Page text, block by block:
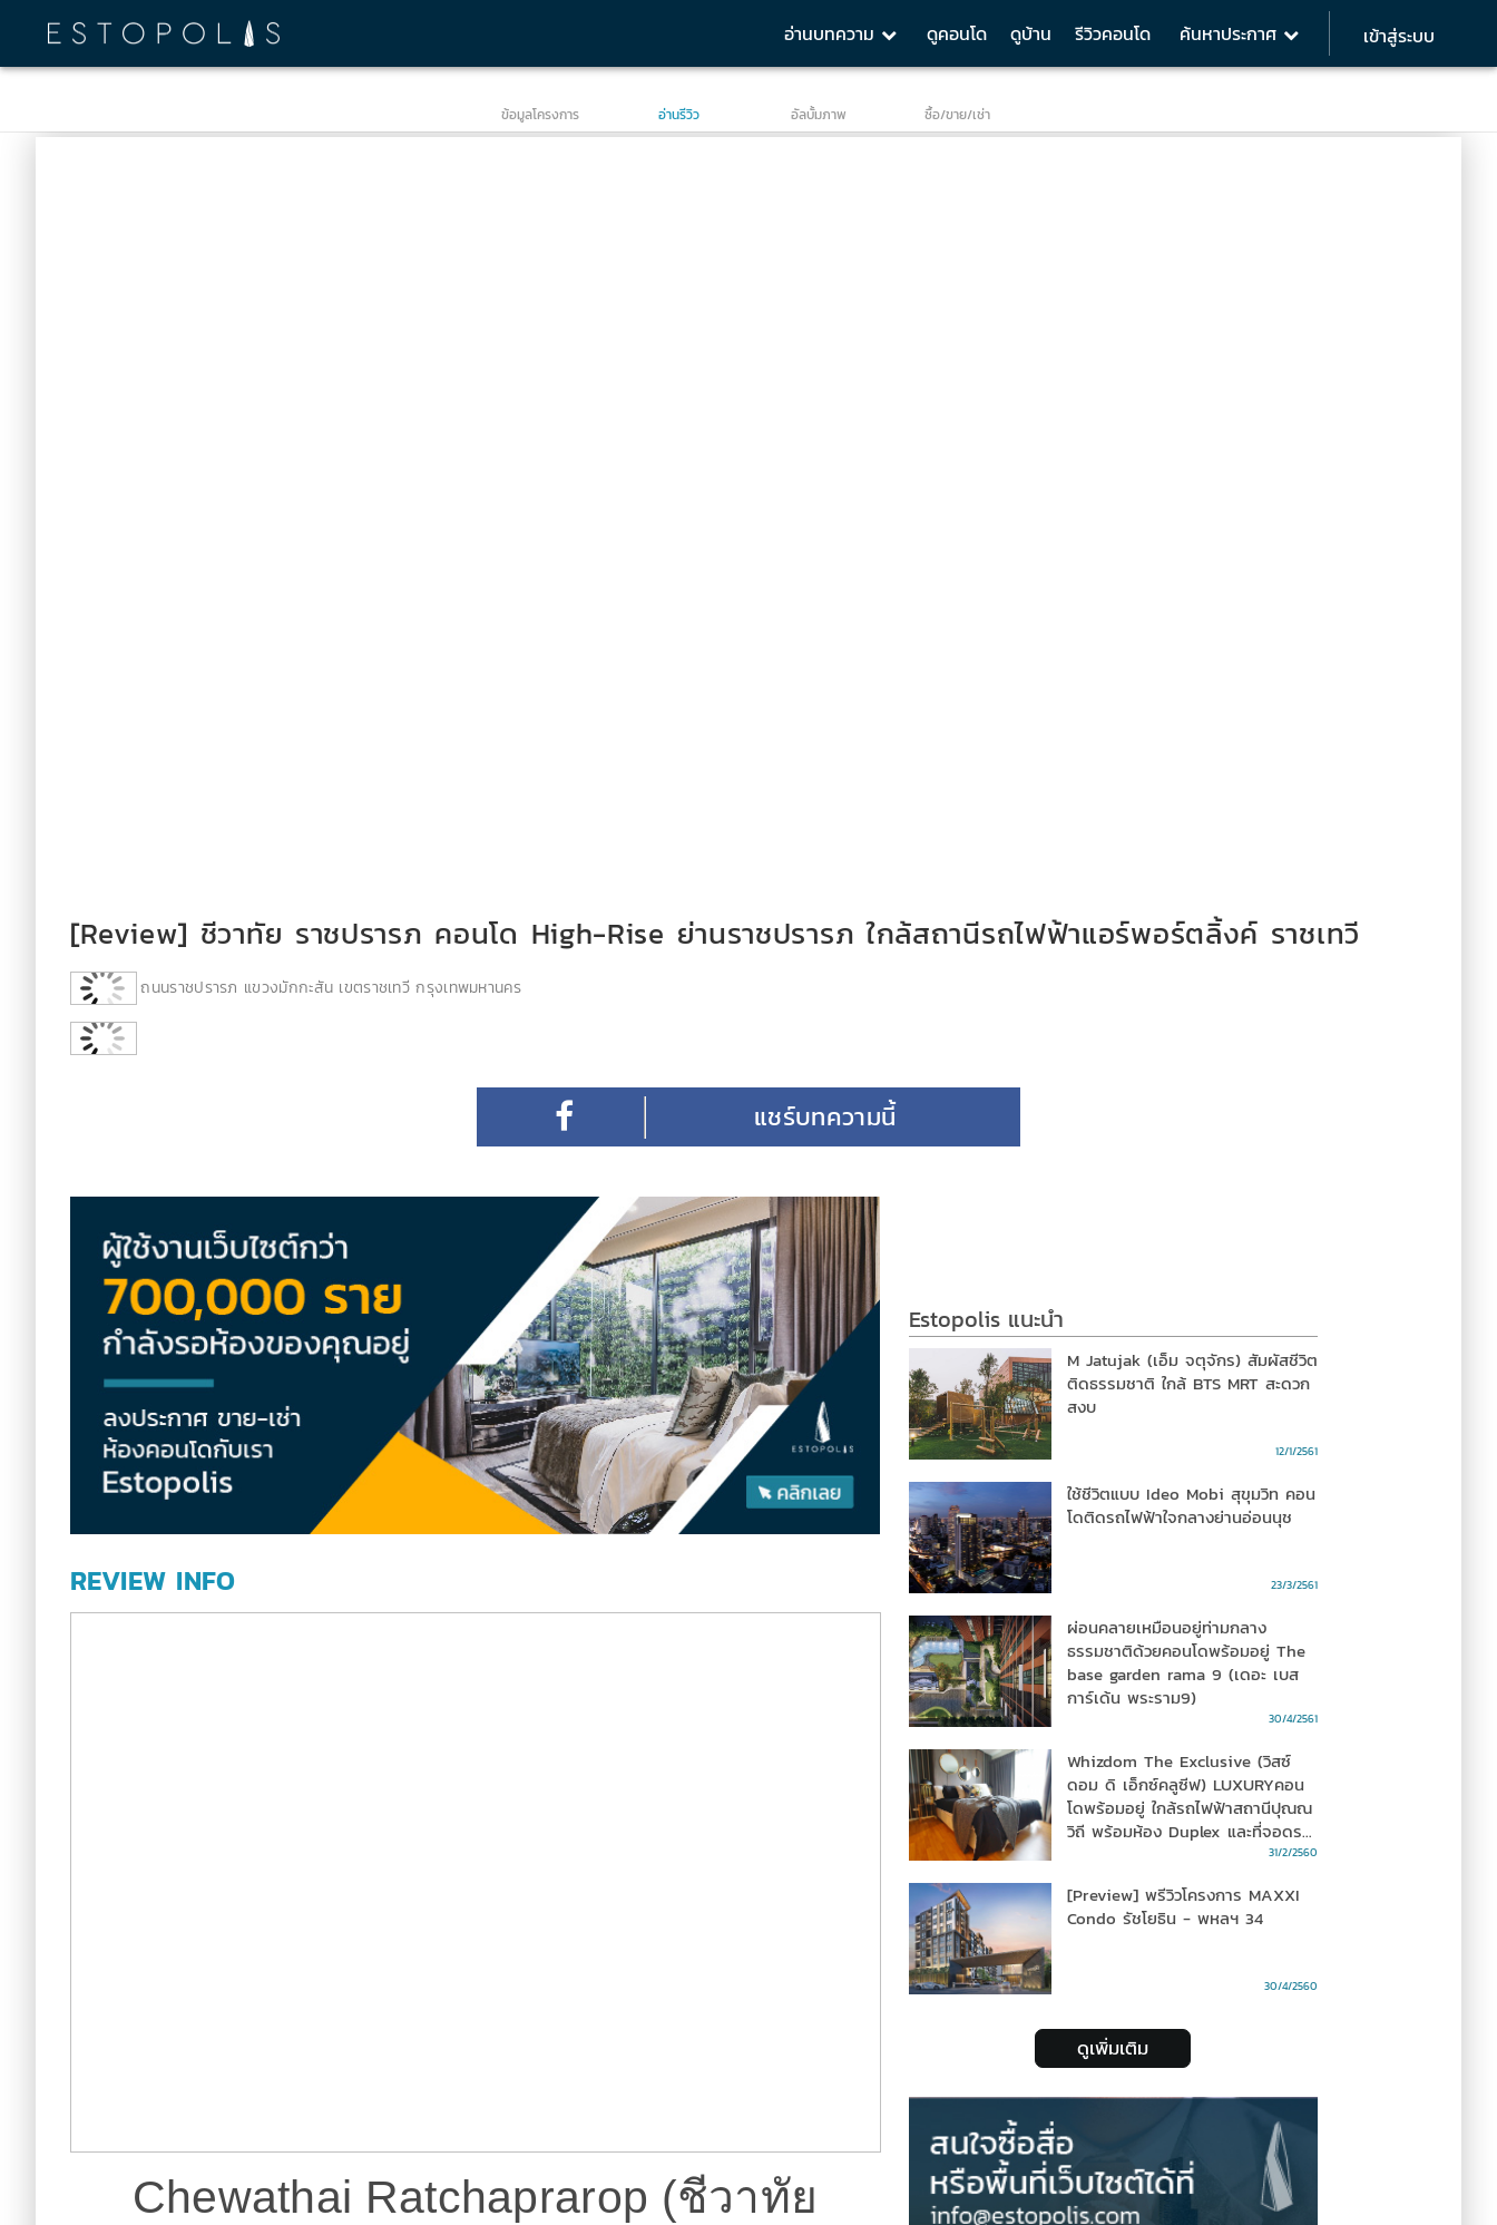
อ่านบทความ ดูคอนโด ดูบ้าน รีวิวคอนโด ค้นหาประกาศ เข้าสู่ระบบ
ข้อมูลโครงการ อ่านรีวิว อัลบั้มภาพ ซื้อ/ขาย/เช่า
[Review] ชีวาทัย ราชปรารภ คอนโด High-Rise ย่านราชปรารภ ใกล้สถานีรถไฟฟ้าแอร์พอร์ตลิ้งค์ ราชเทวี
ถนนราชปรารภ แขวงมักกะสัน เขตราชเทวี กรุงเทพมหานคร
REVIEW INFO
Chewathai Ratchaprarop (ชีวาทัย
Estopolis แนะนำ
M Jatujak (เอ็ม จตุจักร) สัมผัสชีวิต
ติดธรรมชาติ ใกล้ BTS MRT สะดวก
สงบ
12/1/2561
ใช้ชีวิตแบบ Ideo Mobi สุขุมวิท คอน
โดติดรถไฟฟ้าใจกลางย่านอ่อนนุช
23/3/2561
ผ่อนคลายเหมือนอยู่ท่ามกลาง
ธรรมชาติด้วยคอนโดพร้อมอยู่ The
base garden rama 9 (เดอะ เบส
การ์เด้น พระราม9)
30/4/2561
Whizdom The Exclusive (วิสซ์
ดอม ดิ เอ็กซ์คลูซีฟ) LUXURYคอน
โดพร้อมอยู่ ใกล้รถไฟฟ้าสถานีปุณณ
วิถี พร้อมห้อง Duplex และที่จอดรถ
31/2/2560
[Preview] พรีวิวโครงการ MAXXI
Condo รัชโยธิน - พหลฯ 34
30/4/2560
ดูเพิ่มเติม